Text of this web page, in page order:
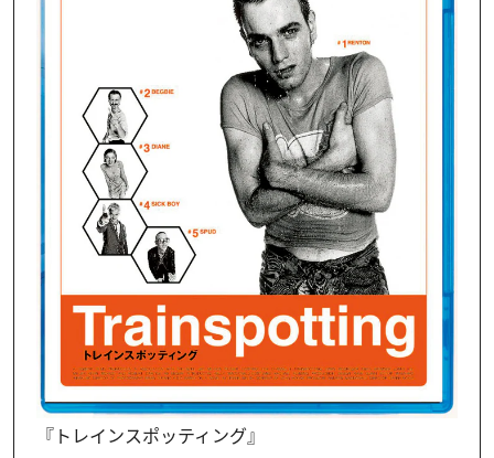
『トレインスポッティング』